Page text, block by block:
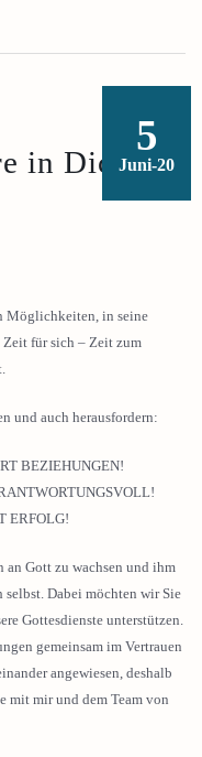
5
Juni-20
in Dich!
Möglichkeiten, in seine
Zeit für sich – Zeit zum
und auch herausfordern:
BEZIEHUNGEN!
ERFOLG!
an Gott zu wachsen und ihm
selbst. Dabei möchten wir Sie
Gottesdienste unterstützen.
gemeinsam im Vertrauen
angewiesen, deshalb
mit mir und dem Team von